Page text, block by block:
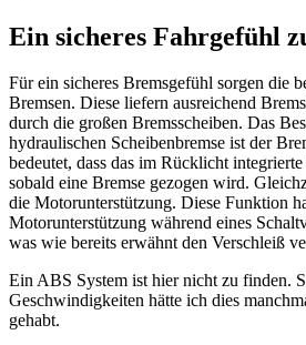
Ein sicheres Fahrgefühl
Für ein sicheres Bremsgefühl sorgen die
Bremsen. Diese liefern ausreichend
durch die großen Bremsscheiben. Das
hydraulischen Scheibenbremse ist der
bedeutet, dass das im Rücklicht
sobald eine Bremse gezogen wird.
die Motorunterstützung. Diese Funktion
Motorunterstützung während eines
was wie bereits erwähnt den Verschleiß
Ein ABS System ist hier nicht zu finden.
Geschwindigkeiten hätte ich dies
gehabt.